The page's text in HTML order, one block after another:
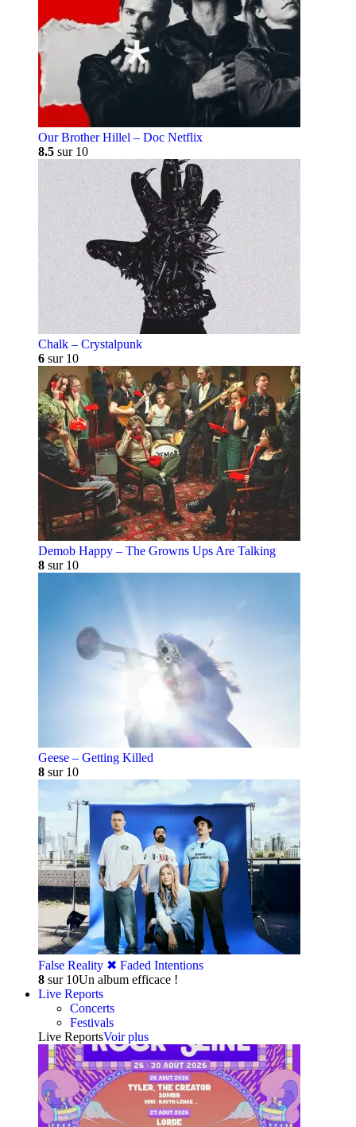
Our Brother Hillel – Doc Netflix
8.5 sur 10
Chalk – Crystalpunk
6 sur 10
Demob Happy – The Growns Ups Are Talking
8 sur 10
Geese – Getting Killed
8 sur 10
False Reality ✖︎ Faded Intentions
8 sur 10Un album efficace !
Live Reports
Concerts
Festivals
Live ReportsVoir plus